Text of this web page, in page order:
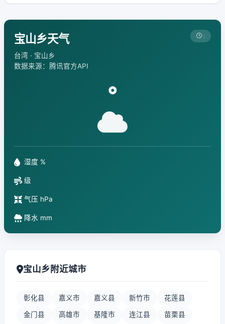
宝山乡天气
台湾 · 宝山乡
数据来源：腾讯官方API
:
°
湿度 %
级
气压 hPa
降水 mm
宝山乡附近城市
彰化县 嘉义市 嘉义县 新竹市 花莲县
金门县 高雄市 基隆市 连江县 苗栗县